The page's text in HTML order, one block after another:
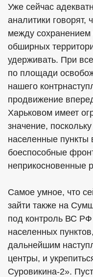
Уже сейчас
аналитики говорят,
между
обширных
удерживать. При
по площади
нашего
продвижение
Харьковом имеет
значение,
населенные
боеспособные
неприкосновенные
Самое умное, что
зайти также на
под контроль ВС
населенных
дальнейшим
центры, и
Суровикина-2».